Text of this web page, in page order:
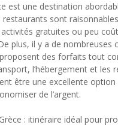
est une destination
sont
gratuites ou peu
plus, il y a de nombreuses
des forfaits tout
l’hébergement et les
être une excellente option
de l’argent.
: itinéraire idéal pour